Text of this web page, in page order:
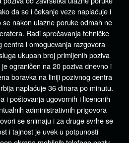
da se i čekanje veze naplaćuje i
nakon ulazne poruke odmah ne
Radi sprečavanja tehničke
centra i omogucvanja razgovora
ukupan broj primljenih poziva
ograničen na 20 poziva dnevno i
boravka na liniji pozivnog centra
naplaćuje 36 dinara po minutu.
i poštovanja ugovornih i licencnih
administrativnih prigovora
se snimaju i za druge svrhe se
i tajnost je uvek u potpunosti